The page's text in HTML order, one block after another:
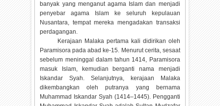
banyak yang menganut agama Islam dan menjadi
penyebar agama Islam ke seluruh kepulauan
Nusantara, tempat mereka mengadakan transaksi
perdagangan.
Kerajaan Malaka pertama kali didirikan oleh
Paramisora pada abad ke-15. Menurut cerita, sesaat
sebelum meninggal dalam tahun 1414, Paramisora
masuk Islam, kemudian berganti nama menjadi
Iskandar Syah. Selanjutnya, kerajaan Malaka
dikembangkan oleh putranya yang bernama
Muhammad Iskandar Syah (1414–1445). Pengganti